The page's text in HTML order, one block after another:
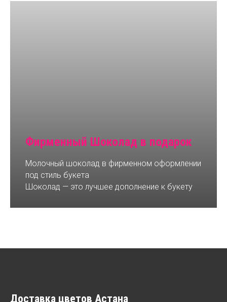
Фирменный Шоколад в подарок
Молочный шоколад в фирменном оформлении
под стиль букета
Шоколад — это лучшее дополнение к букету
Доставка цветов Астана